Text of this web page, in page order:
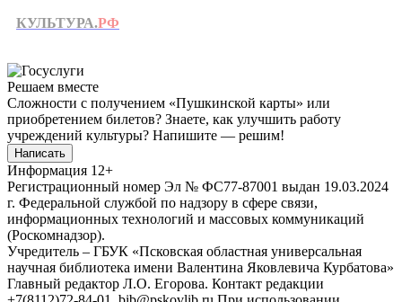
КУЛЬТУРА.РФ
Решаем вместе
Сложности с получением «Пушкинской карты» или
приобретением билетов? Знаете, как улучшить работу
учреждений культуры? Напишите — решим!
Написать
Информация 12+
Регистрационный номер Эл № ФС77-87001 выдан 19.03.2024
г. Федеральной службой по надзору в сфере связи,
информационных технологий и массовых коммуникаций
(Роскомнадзор).
Учредитель – ГБУК «Псковская областная универсальная
научная библиотека имени Валентина Яковлевича Курбатова»
Главный редактор Л.О. Егорова. Контакт редакции